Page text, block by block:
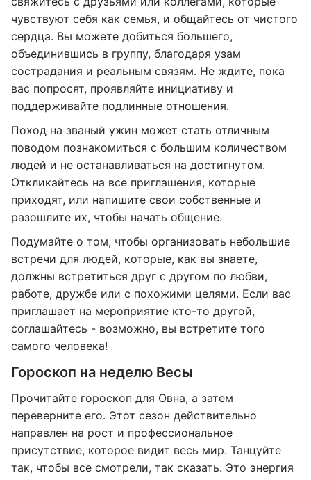
чувствуют себя как семья, и общайтесь от чистого
сердца. Вы можете добиться большего,
объединившись в группу, благодаря узам
сострадания и реальным связям. Не ждите, пока
вас попросят, проявляйте инициативу и
поддерживайте подлинные отношения.
Поход на званый ужин может стать отличным
поводом познакомиться с большим количеством
людей и не останавливаться на достигнутом.
Откликайтесь на все приглашения, которые
приходят, или напишите свои собственные и
разошлите их, чтобы начать общение.
Подумайте о том, чтобы организовать небольшие
встречи для людей, которые, как вы знаете,
должны встретиться друг с другом по любви,
работе, дружбе или с похожими целями. Если вас
приглашает на мероприятие кто-то другой,
соглашайтесь - возможно, вы встретите того
самого человека!
Гороскоп на неделю Весы
Прочитайте гороскоп для Овна, а затем
переверните его. Этот сезон действительно
направлен на рост и профессиональное
присутствие, которое видит весь мир. Танцуйте
так, чтобы все смотрели, так сказать. Это энергия